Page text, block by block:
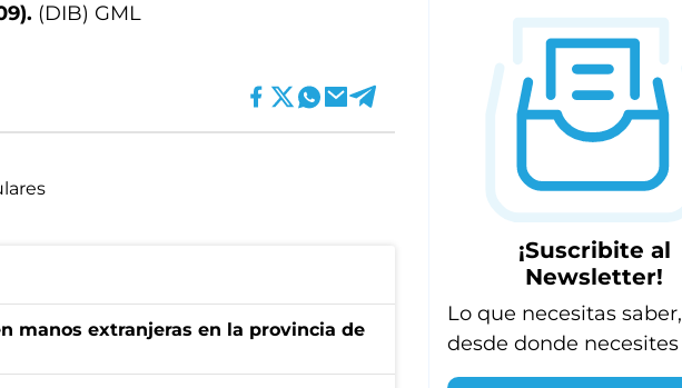
(DIB) GML
manos extranjeras en la provincia de
¡Suscribite al
Newsletter!
Lo que necesitas saber,
desde donde necesites